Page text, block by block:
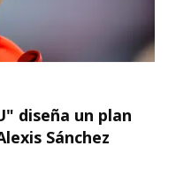
diseña un plan
Sánchez